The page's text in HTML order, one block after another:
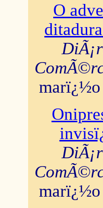
O
marï¿½o
marï¿½o